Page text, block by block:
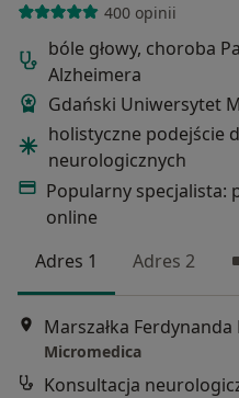
400 opinii
bóle głowy, choroba
Alzheimera
Gdański Uniwersytet
holistyczne podejście
neurologicznych
Popularny specjalista:
online
Adres 1
Adres 2
Marszałka
Micromedica
Konsultacja